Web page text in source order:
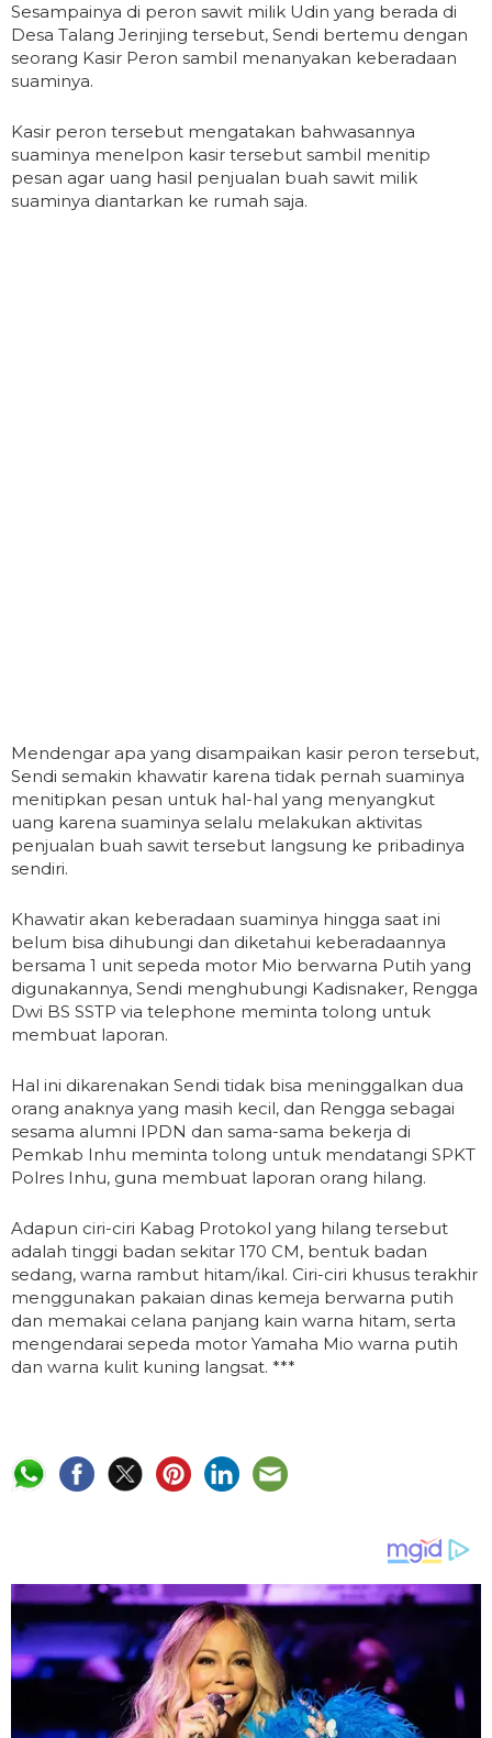
Sesampainya di peron sawit milik Udin yang berada di
Desa Talang Jerinjing tersebut, Sendi bertemu dengan
seorang Kasir Peron sambil menanyakan keberadaan
suaminya.
Kasir peron tersebut mengatakan bahwasannya
suaminya menelpon kasir tersebut sambil menitip
pesan agar uang hasil penjualan buah sawit milik
suaminya diantarkan ke rumah saja.
Mendengar apa yang disampaikan kasir peron tersebut,
Sendi semakin khawatir karena tidak pernah suaminya
menitipkan pesan untuk hal-hal yang menyangkut
uang karena suaminya selalu melakukan aktivitas
penjualan buah sawit tersebut langsung ke pribadinya
sendiri.
Khawatir akan keberadaan suaminya hingga saat ini
belum bisa dihubungi dan diketahui keberadaannya
bersama 1 unit sepeda motor Mio berwarna Putih yang
digunakannya, Sendi menghubungi Kadisnaker, Rengga
Dwi BS SSTP via telephone meminta tolong untuk
membuat laporan.
Hal ini dikarenakan Sendi tidak bisa meninggalkan dua
orang anaknya yang masih kecil, dan Rengga sebagai
sesama alumni IPDN dan sama-sama bekerja di
Pemkab Inhu meminta tolong untuk mendatangi SPKT
Polres Inhu, guna membuat laporan orang hilang.
Adapun ciri-ciri Kabag Protokol yang hilang tersebut
adalah tinggi badan sekitar 170 CM, bentuk badan
sedang, warna rambut hitam/ikal. Ciri-ciri khusus terakhir
menggunakan pakaian dinas kemeja berwarna putih
dan memakai celana panjang kain warna hitam, serta
mengendarai sepeda motor Yamaha Mio warna putih
dan warna kulit kuning langsat. ***